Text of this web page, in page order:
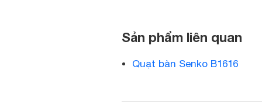
Sản phẩm liên quan
Quạt bàn Senko B1616